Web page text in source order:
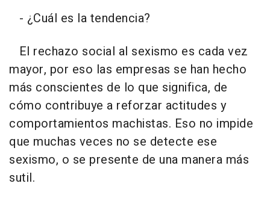
- ¿Cuál es la tendencia?
El rechazo social al sexismo es cada vez
mayor, por eso las empresas se han hecho
más conscientes de lo que significa, de
cómo contribuye a reforzar actitudes y
comportamientos machistas. Eso no impide
que muchas veces no se detecte ese
sexismo, o se presente de una manera más
sutil.